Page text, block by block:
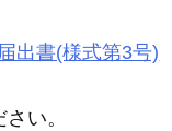
出書(様式第3号)
い。